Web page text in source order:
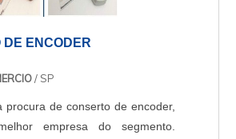
DE ENCODER
/ SP
procura de conserto de encoder,
empresa do segmento.